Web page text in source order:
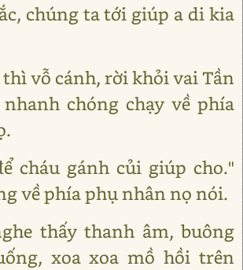
chúng ta tới giúp a di kia
vỗ cánh, rời khỏi vai Tần
chóng chạy về phía
cháu gánh củi giúp cho."
về phía phụ nhân nọ nói.
thấy thanh âm, buông
xoa xoa mồ hồi trên